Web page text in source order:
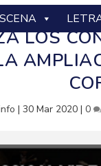
LOS
|30 Mar 2020 |0